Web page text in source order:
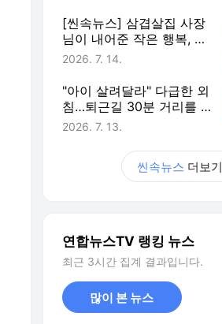
[씬속뉴스] 삼겹살집 사장
님이 내어준 작은 행복, 그
리고 감사와 화답
2026. 7. 14.
"아이 살려달라" 다급한 외
침…퇴근길 30분 거리를 단
10분 만에 뚫은 경찰 [씬속
2026. 7. 13.
씬속뉴스 더보기
연합뉴스TV 랭킹 뉴스
최근 3시간 집계 결과입니다.
많이 본 뉴스